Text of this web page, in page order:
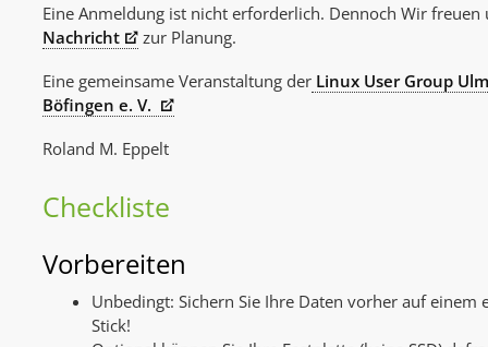
Eine Anmeldung ist nicht erforderlich. Dennoch Wir freuen
Nachricht
zur Planung.
Eine gemeinsame Veranstaltung der Linux User Group
Böfingen e. V.
Roland M. Eppelt
Checkliste
Vorbereiten
Unbedingt: Sichern Sie Ihre Daten vorher auf einem
Stick!